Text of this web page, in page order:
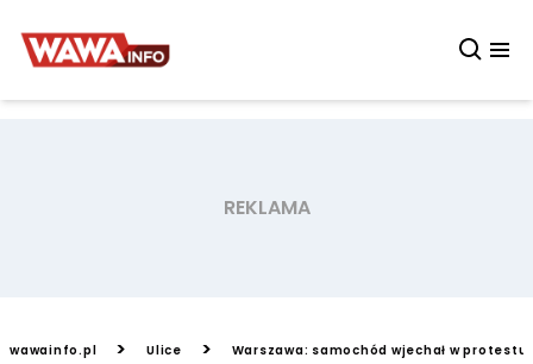
wawainfo.pl > Ulice > Warszawa: samochód wjechał w